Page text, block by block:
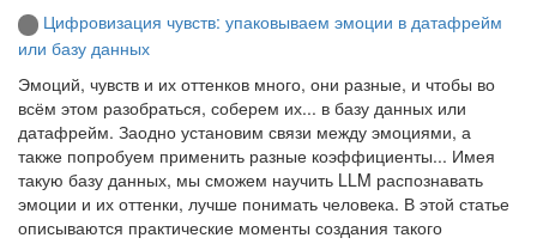
Цифровизация чувств: упаковываем эмоции в датафрейм
или базу данных
Эмоций, чувств и их оттенков много, они разные, и чтобы во
всём этом разобраться, соберем их... в базу данных или
датафрейм. Заодно установим связи между эмоциями, а
также попробуем применить разные коэффициенты... Имея
такую базу данных, мы сможем научить LLM распознавать
эмоции и их оттенки, лучше понимать человека. В этой статье
описываются практические моменты создания такого